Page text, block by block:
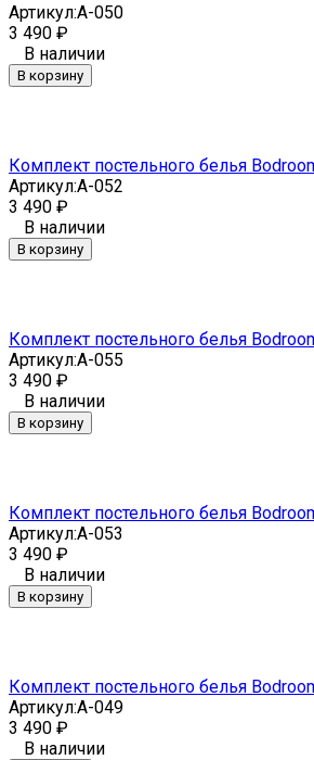
Артикул:A-050
3 490 ₽
В наличии
В корзину
Комплект постельного белья
Артикул:A-052
3 490 ₽
В наличии
В корзину
Комплект постельного белья
Артикул:A-055
3 490 ₽
В наличии
В корзину
Комплект постельного белья
Артикул:A-053
3 490 ₽
В наличии
В корзину
Комплект постельного белья
Артикул:A-049
3 490 ₽
В наличии